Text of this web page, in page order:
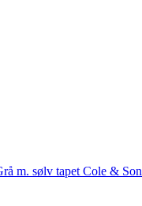
m. sølv tapet Cole & Son